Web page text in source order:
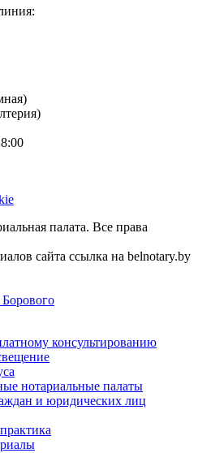
палата. Все права
сайта ссылка на belnotary.by
консультированию
нотариальные палаты
и юридических лиц